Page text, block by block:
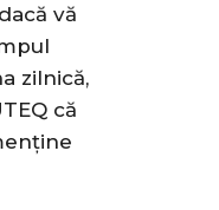
vă
zilnică,
că